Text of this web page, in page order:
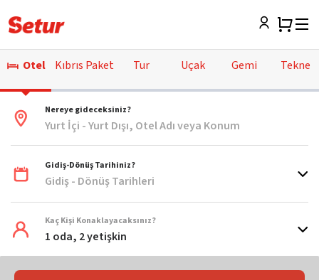
Otel Kıbrıs Paket Tur Uçak Gemi Tekne
Nereye gideceksiniz?
Yurt İçi - Yurt Dışı, Otel Adı veya Konum
Gidiş-Dönüş Tarihiniz?
Gidiş - Dönüş Tarihleri
Kaç Kişi Konaklayacaksınız?
1 oda, 2 yetişkin